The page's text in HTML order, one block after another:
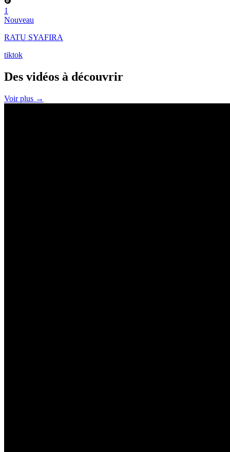
1
Nouveau
RATU SYAFIRA
tiktok
Des vidéos à découvrir
Voir plus →